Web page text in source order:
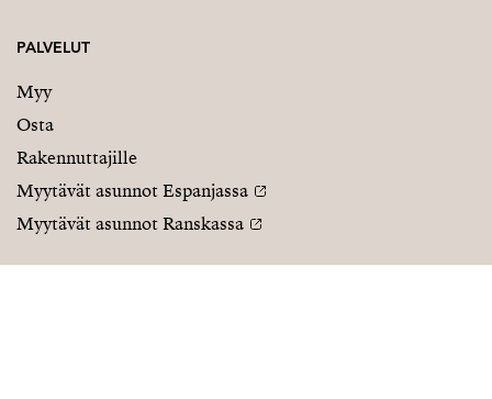
PALVELUT
Myy
Osta
Rakennuttajille
Myytävät asunnot Espanjassa
Myytävät asunnot Ranskassa